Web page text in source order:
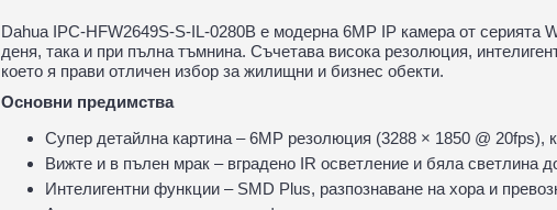
Dahua IPC-HFW2649S-S-IL-0280B е модерна 6MP IP камера от
деня, така и при пълна тъмнина. Съчетава висока резолюция,
което я прави отличен избор за жилищни и бизнес обекти.
Основни предимства
Супер детайлна картина – 6MP резолюция (3288 × 1850 @ 20fps),
Вижте и в пълен мрак – вградено IR осветление и бяла светлина
Интелигентни функции – SMD Plus, разпознаване на хора и